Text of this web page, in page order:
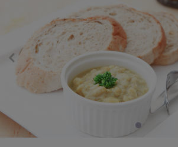
當令水果
蕈菇類
辛香料類
奶蛋豆・五穀
乳製品
豆製品 米麵雜糧
米食
麵食
肉食
常備菜
特別企畫
預購活動
把最好的台灣味帶回家！
防災用品預購圓滿結束
更多預購活動
綠主張
觀點文章
一籃菜真心話
社內大小事 合作聯合國
關於合作社
關於我們